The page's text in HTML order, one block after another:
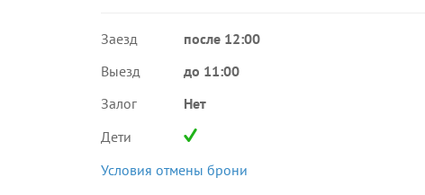
Заезд
после 12:00
Выезд
до 11:00
Залог
Нет
Дети
Условия отмены брони